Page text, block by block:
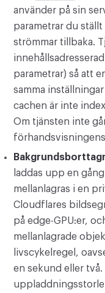
använder på sin
parametrar du
strömmar tillbaka.
parametrar) så att
samma
cachen är inte
Om tjänsten inte
laddas upp en
mellanlagras i en
Cloudflares
på edge-GPU:er,
mellanlagrade
livscykelregel,
en sekund eller